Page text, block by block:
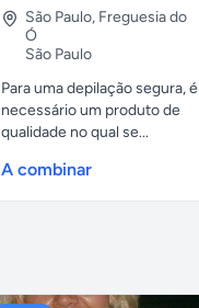
São Paulo, Freguesia do
Ó
São Paulo
Para uma depilação segura, é
necessário um produto de
qualidade no qual se...
A combinar